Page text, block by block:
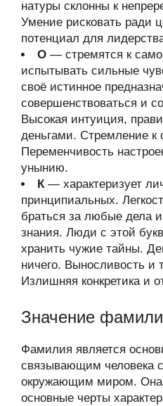
натуры склонны к
Умение рисковать ради
потенциал для
О — стремятся к
испытывать сильные
своё истинное
совершенствоваться и
Высокая интуиция,
деньгами. Стремление к
Переменчивость
унынию.
К— характеризует
принципиальных.
браться за любые дела
знания. Люди с этой
хранить чужие тайны.
ничего. Выносливость и
Излишняя конкретика и
Значение
Фамилия является
связывающим человека
окружающим миром. Она
основные черты